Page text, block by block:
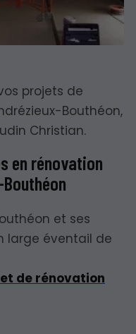
projets de
Bouthéon,
Christian.
en rénovation
et ses
large éventail de
de rénovation